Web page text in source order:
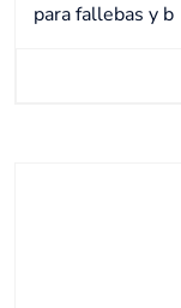
para fallebas y b